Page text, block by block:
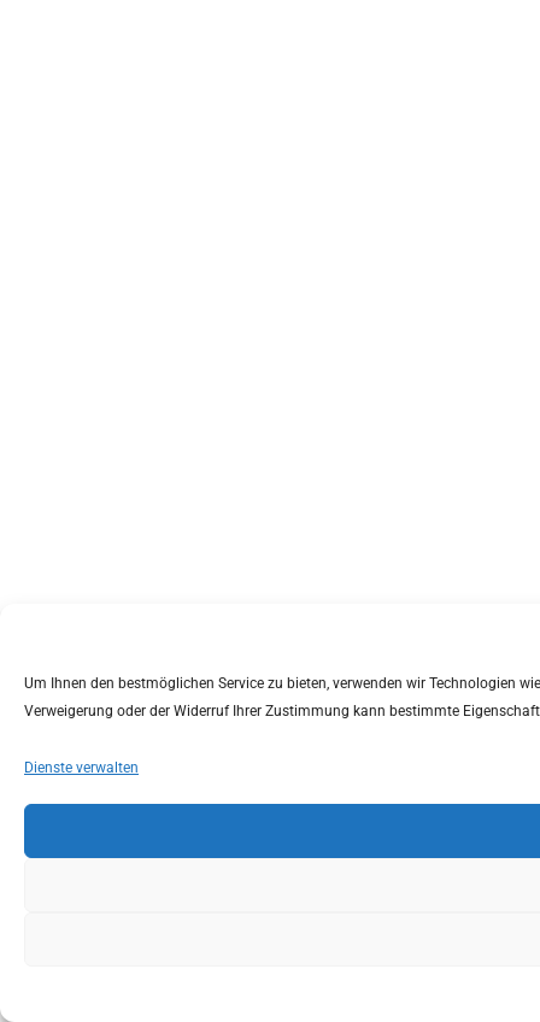
Um Ihnen den bestmöglichen Service zu bieten, verwenden wir Technologien
Verweigerung oder der Widerruf Ihrer Zustimmung kann bestimmte
Dienste verwalten